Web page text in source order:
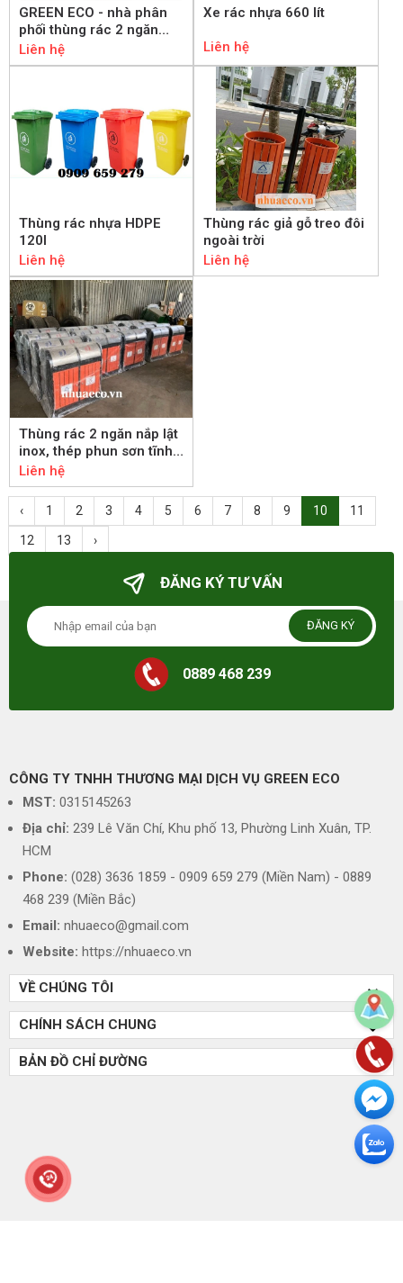
GREEN ECO - nhà phân
phối thùng rác 2 ngăn
ngoài trời hàng đầu
TP.HCM
Liên hệ
Xe rác nhựa 660 lít
Liên hệ
Thùng rác nhựa HDPE
120l
Liên hệ
Thùng rác giả gỗ treo đôi
ngoài trời
Liên hệ
Thùng rác 2 ngăn nắp lật
inox, thép phun sơn tĩnh
điện
Liên hệ
‹ 1 2 3 4 5 6 7 8 9 10 11
12 13 ›
ĐĂNG KÝ TƯ VẤN
ĐĂNG KÝ
0889 468 239
CÔNG TY TNHH THƯƠNG MẠI DỊCH VỤ GREEN ECO
MST: 0315145263
Địa chỉ: 239 Lê Văn Chí, Khu phố 13, Phường Linh Xuân, TP.
HCM
Phone: (028) 3636 1859 - 0909 659 279 (Miền Nam) - 0889
468 239 (Miền Bắc)
Email: nhuaeco@gmail.com
Website: https://nhuaeco.vn
VỀ CHÚNG TÔI
CHÍNH SÁCH CHUNG
BẢN ĐỒ CHỈ ĐƯỜNG